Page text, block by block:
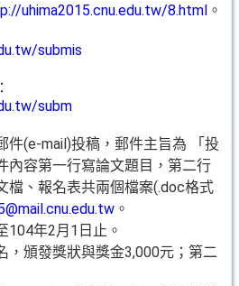
uhima2015.cnu.edu.tw/8.html 。
submis
subm
件(e-mail)投稿，郵件主旨為 「投
內容第一行寫論文題目，第二行
檔、報名表共兩個檔案(.doc格式
。
104年2月1日止。
，頒發獎狀與獎金3,000元；第二